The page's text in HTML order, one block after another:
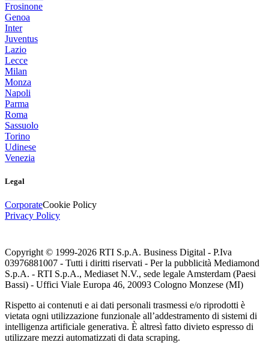
Frosinone
Genoa
Inter
Juventus
Lazio
Lecce
Milan
Monza
Napoli
Parma
Roma
Sassuolo
Torino
Udinese
Venezia
Legal
CorporateCookie Policy
Privacy Policy
Copyright © 1999-2026 RTI S.p.A. Business Digital - P.Iva
03976881007 - Tutti i diritti riservati - Per la pubblicità Mediamond
S.p.A. - RTI S.p.A., Mediaset N.V., sede legale Amsterdam (Paesi
Bassi) - Uffici Viale Europa 46, 20093 Cologno Monzese (MI)
Rispetto ai contenuti e ai dati personali trasmessi e/o riprodotti è
vietata ogni utilizzazione funzionale all’addestramento di sistemi di
intelligenza artificiale generativa. È altresì fatto divieto espresso di
utilizzare mezzi automatizzati di data scraping.